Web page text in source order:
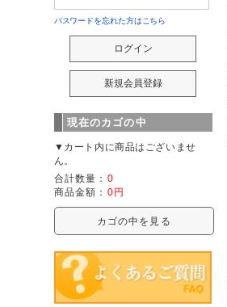
パスワードを忘れた方はこちら
現在のカゴの中
▼カート内に商品はございませ
ん。
合計数量： 0
商品金額： 0円
カゴの中を見る